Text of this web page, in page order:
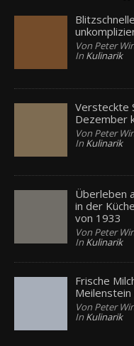
Von Peter
In Kulinarik
Versteckte
Dezember
Von Peter
In Kulinarik
Überleben
in der
von 1933
Von Peter
In Kulinarik
Frische
Von Peter
In Kulinarik